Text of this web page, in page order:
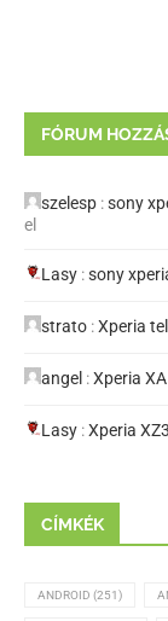
FÓRUM
szelesp :sony
el
Lasy :sony
strato :Xperia
angel :Xperia XA
Lasy :Xperia XZ3
CÍMKÉK
ANDROID (251)